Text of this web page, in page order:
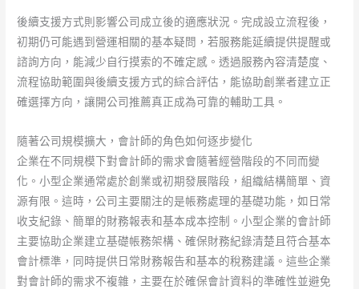
後續支援方式則影響公司成立後的適應狀況。完成設立流程後，
初期仍可能遇到營運相關的基本疑問，若服務能延續提供提醒或
諮詢方向，能減少自行摸索的不確定感。透過服務內容清楚度、
流程協助範圍與後續支援方式的綜合評估，能協助創業者建立正
確選擇方向，讓開公司推薦真正成為可靠的輔助工具。
隨著公司規模擴大，會計師的角色如何逐步變化
企業在不同規模下對會計師的需求會隨著經營階段的不同而變
化。小型企業通常處於創業或初期發展階段，組織結構簡單、資
源有限。這時，公司主要關注的是帳務處理的基礎功能，如日常
收支紀錄、簡單的財務報表和基本成本控制。小型企業的會計師
主要協助企業建立基礎帳務架構、確保財務紀錄清楚且符合基本
會計標準，同時提供日常財務報告和基本的稅務建議。這些企業
對會計師的需求不複雜，主要在於確保會計資料的準確性並避免